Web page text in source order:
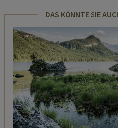
DAS KÖNNTE SIE